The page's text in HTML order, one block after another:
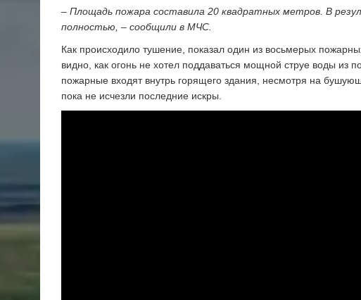
– Площадь пожара составила 20 квадратных метров. В
полностью, – сообщили в МЧС.
Как происходило тушение, показал один из восьмерых
видно, как огонь не хотел поддаваться мощной струе воды из
пожарные входят внутрь горящего здания, несмотря на
пока не исчезли последние искры.